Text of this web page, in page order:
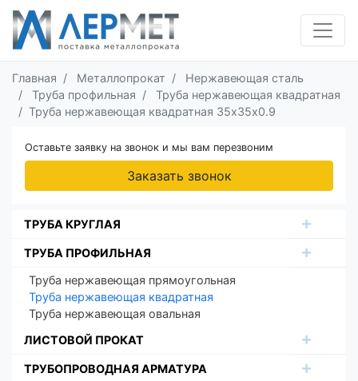
Главная Металлопрокат
Нержавеющая сталь
Труба профильная
Труба нержавеющая квадратная
Труба нержавеющая квадратная 35х35х0.9
Оставьте заявку на звонок и мы вам перезвоним
Заказать звонок
ТРУБА КРУГЛАЯ
ТРУБА ПРОФИЛЬНАЯ
Труба нержавеющая прямоугольная
Труба нержавеющая квадратная
Труба нержавеющая овальная
ЛИСТОВОЙ ПРОКАТ
ТРУБОПРОВОДНАЯ АРМАТУРА